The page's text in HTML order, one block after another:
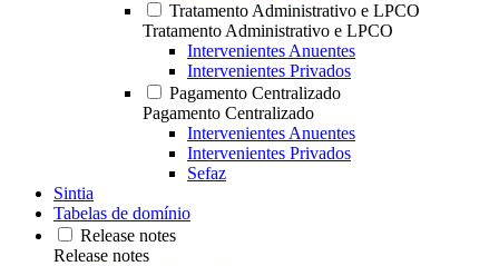
Tratamento Administrativo e LPCO
Tratamento Administrativo e LPCO
Intervenientes Anuentes
Intervenientes Privados
Pagamento Centralizado
Pagamento Centralizado
Intervenientes Anuentes
Intervenientes Privados
Sefaz
Sintia
Tabelas de domínio
Release notes
Release notes